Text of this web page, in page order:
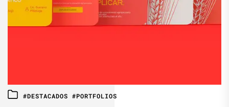
#DESTACADOS #PORTFOLIOS